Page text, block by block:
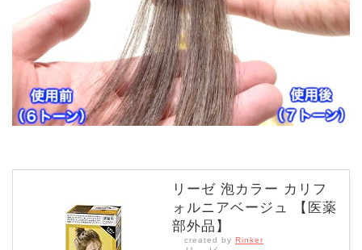
リーゼ 泡カラー カリフ
ォルニアベージュ 【医薬
部外品】
created by Rinker